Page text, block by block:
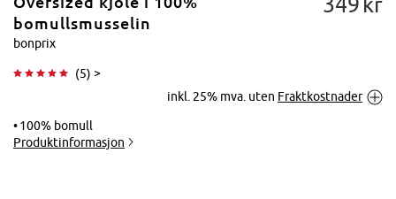
forstørre
bomullsmusselin
bonprix
(5) >
inkl. 25% mva. uten Fraktkostnader
100% bomull
Produktinformasjon